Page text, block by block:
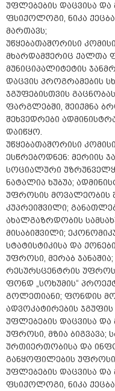
უფლებების დაცვისა
ფსიქოლოგი, ნიკა
მართავს;
უწყებათაშორისი
მხარდამჭერიც ქალთა
მუნიციპალიტეტის
დაცვის პროგრამების
ჯგუფებისთვის
ფარგლებში, შეიქმნა
შეხვედრები
დაიწყო.
უწყებათაშორისი
ესწრებოდნენ: მერიის
სოციალური
ნატალია ხუბუა;
უფროსის მოვალეობის
კუპრეიშვილი;
ახალგაზრდობის
მისაბიშვილი;
სტატისტიკისა და
უფროსი, მერაბ
რესურსცენტრის
ფონდ „სოხუმის“
გოლეთიანი; ფონდის
ადვოკატირების ჯგუფის
უფლებების დაცვისა
უფროსი, მზია ბიგვავა;
ურთიერთობისა და
განყოფილების
უფლებების დაცვისა
ფსიქოლოგი, ნიკა